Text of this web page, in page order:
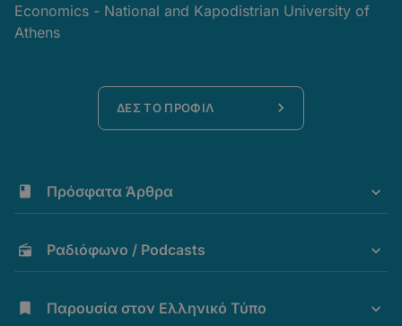
Economics - National and Kapodistrian University of
Athens
ΔΕΣ ΤΟ ΠΡΟΦΙΛ
Πρόσφατα Άρθρα
Ραδιόφωνο / Podcasts
Παρουσία στον Ελληνικό Τύπο